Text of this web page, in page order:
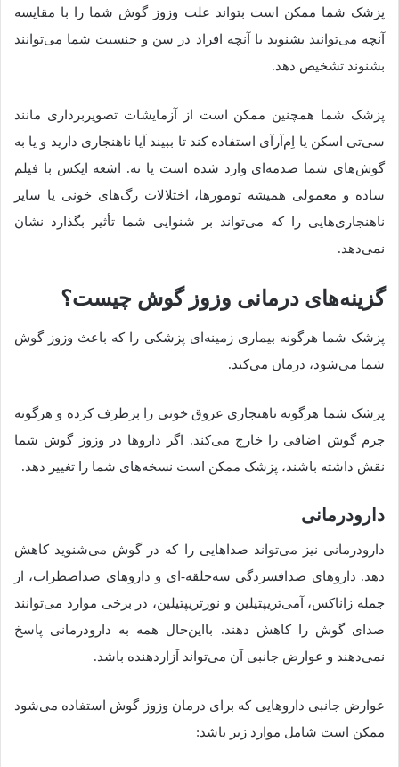
پزشک شما ممکن است بتواند علت وزوز گوش شما را با مقایسه
آنچه می‌توانید بشنوید با آنچه افراد در سن و جنسیت شما می‌توانند
بشنوند تشخیص دهد.
پزشک شما همچنین ممکن است از آزمایشات تصویربرداری مانند
سی‌تی اسکن یا اِم‌آرآی استفاده کند تا ببیند آیا ناهنجاری دارید و یا به
گوش‌های شما صدمه‌ای وارد شده است یا نه. اشعه ایکس با فیلم
ساده و معمولی همیشه تومورها، اختلالات رگ‌های خونی یا سایر
ناهنجاری‌هایی را که می‌تواند بر شنوایی شما تأثیر بگذارد نشان
نمی‌دهد.
گزینه‌های درمانی وزوز گوش چیست؟
پزشک شما هرگونه بیماری زمینه‌ای پزشکی را که باعث وزوز گوش
شما می‌شود، درمان می‌کند.
پزشک شما هرگونه ناهنجاری عروق خونی را برطرف کرده و هرگونه
جرم گوش اضافی را خارج می‌کند. اگر داروها در وزوز گوش شما
نقش داشته باشند، پزشک ممکن است نسخه‌های شما را تغییر دهد.
دارودرمانی
دارودرمانی نیز می‌تواند صداهایی را که در گوش می‌شنوید کاهش
دهد. داروهای ضدافسردگی سه‌حلقه-ای و داروهای ضداضطراب، از
جمله زاناکس، آمی‌تریپتیلین و نورتریپتیلین، در برخی موارد می‌توانند
صدای گوش را کاهش دهند. بااین‌حال همه به دارودرمانی پاسخ
نمی‌دهند و عوارض جانبی آن می‌تواند آزاردهنده باشد.
عوارض جانبی داروهایی که برای درمان وزوز گوش استفاده می‌شود
ممکن است شامل موارد زیر باشد: